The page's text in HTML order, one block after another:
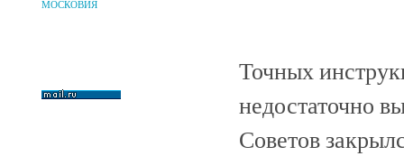
МОСКОВИЯ
Точных
недостаточно
Советов